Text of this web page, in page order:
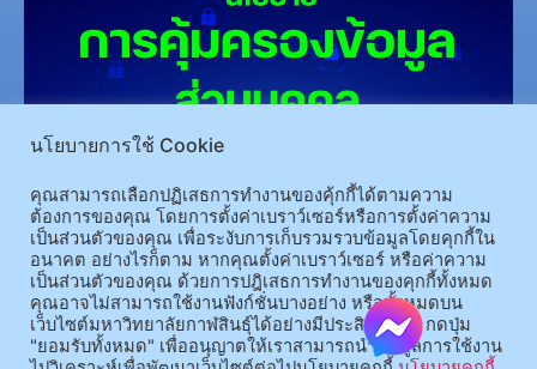
(อ.นามน)13 หมู่ 14 ต.สงเปลือย อ.นามน จ.กาฬสินธุ์ 46230โทรศัพท์ : 043-602-055 โทรสาร :
043-602-044
(อ.เมือง)62/1 ถ.เกษตรสมบูรณ์ ต.กาฬสินธุ์ อ.เมือง จ.กาฬสินธุ์ 46000โทรศัพท์ 043-811128 08-
64584360 โทรสาร 043-813070
© 2025 All rights Reserved.
นโยบายการใช้ Cookie
คุณสามารถเลือกปฏิเสธการทำงานของคุ้กกี้ได้ตามความ
ต้องการของคุณ โดยการตั้งค่าเบราว์เซอร์หรือการตั้งค่าความ
เป็นส่วนตัวของคุณ เพื่อระงับการเก็บรวมรวบข้อมูลโดยคุกกี้ใน
อนาคต อย่างไรก็ตาม หากคุณตั้งค่าเบราว์เซอร์ หรือค่าความ
เป็นส่วนตัวของคุณ ด้วยการปฎิเสธการทำงานของคุกกี้ทั้งหมด
คุณอาจไม่สามารถใช้งานฟังก์ชั่นบางอย่าง หรือทั้งหมดบน
เว็บไซต์มหาวิทยาลัยกาฬสินธุ์ได้อย่างมีประสิทธิภาพ กดปุ่ม
"ยอมรับทั้งหมด" เพื่ออนุญาตให้เราสามารถนำข้อมูลการใช้งาน